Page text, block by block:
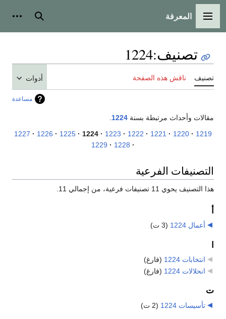
القائمة الرئيسية
المعرفة بحث
تصنيف:
1224
تصنيف ناقش هذه الصفحة أدوات
مساعدة
مقالات وأحداث مرتبطة بسنة 1224
1219
1220
1221
1222
1223
1224
1225
1226
1227
1228
1229
التصنيفات الفرعية
هذا التصنيف يحوي 11 تصنيفات فرعية، من إجمالي 11.
أعمال 1224 (3 ت)
انتخابات 1224
(فارغ)
انحلالات 1224
(فارغ)
ت
تأسيسات 1224 (2 ت)